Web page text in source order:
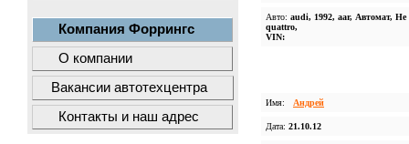
Компания Форрингс
О компании
Вакансии автотехцентра
Контакты и наш адрес
Авто: audi, 1992, aar, Автомат, Не
quattro,
VIN:
Имя: Андрей
Дата: 21.10.12